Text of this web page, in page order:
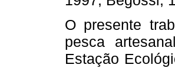
O presente
pesca
Estação